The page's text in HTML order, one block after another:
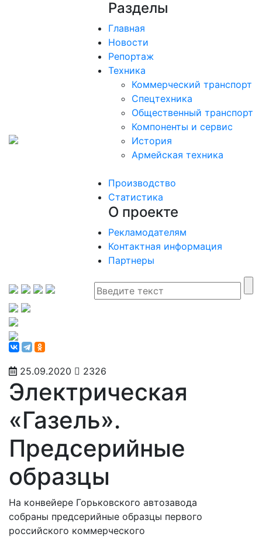
Разделы
Главная
Новости
Репортаж
Техника
Коммерческий транспорт
Спецтехника
Общественный транспорт
Компоненты и сервис
История
Армейская техника
Производство
Статистика
О проекте
Рекламодателям
Контактная информация
Партнеры
25.09.2020 2326
Электрическая
«Газель».
Предсерийные
образцы
На конвейере Горьковского автозавода
собраны предсерийные образцы первого
российского коммерческого